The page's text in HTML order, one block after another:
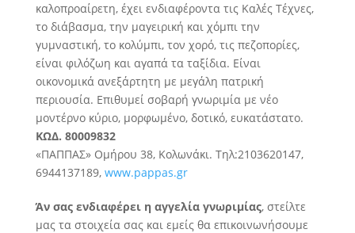
καλοπροαίρετη, έχει ενδιαφέροντα τις Καλές Τέχνες,
το διάβασμα, την μαγειρική και χόμπι την
γυμναστική, το κολύμπι, τον χορό, τις πεζοπορίες,
είναι φιλόζωη και αγαπά τα ταξίδια. Είναι
οικονομικά ανεξάρτητη με μεγάλη πατρική
περιουσία. Επιθυμεί σοβαρή γνωριμία με νέο
μοντέρνο κύριο, μορφωμένο, δοτικό, ευκατάστατο.
ΚΩΔ. 80009832
«ΠΑΠΠΑΣ» Ομήρου 38, Κολωνάκι. Τηλ:2103620147,
6944137189, www.pappas.gr
Άν σας ενδιαφέρει η αγγελία γνωριμίας, στείλτε
μας τα στοιχεία σας και εμείς θα επικοινωνήσουμε